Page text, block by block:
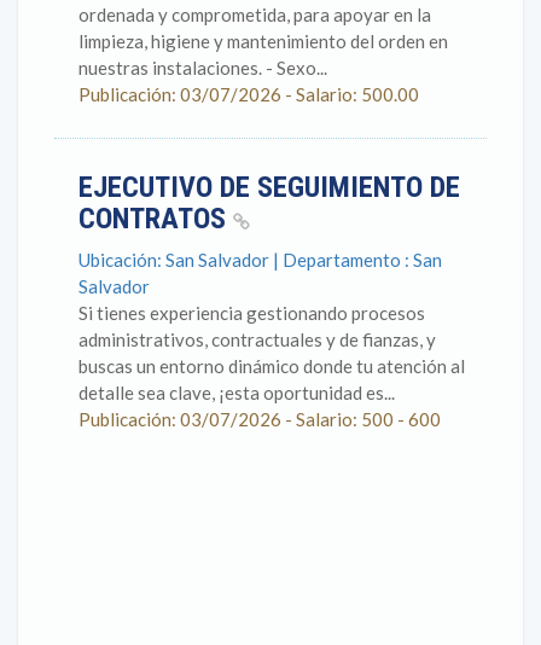
ordenada y comprometida, para apoyar en la
limpieza, higiene y mantenimiento del orden en
nuestras instalaciones. - Sexo...
Publicación: 03/07/2026 - Salario: 500.00
EJECUTIVO DE SEGUIMIENTO DE
CONTRATOS
Ubicación: San Salvador | Departamento : San
Salvador
Si tienes experiencia gestionando procesos
administrativos, contractuales y de fianzas, y
buscas un entorno dinámico donde tu atención al
detalle sea clave, ¡esta oportunidad es...
Publicación: 03/07/2026 - Salario: 500 - 600